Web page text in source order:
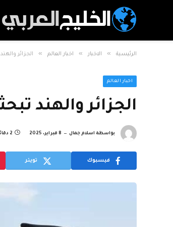
الرئيسية » الاخبار » اخبار العالم » الجزائر
اخبار العالم
الجزائر والهند
بواسطة اسلام جمال 8 فبراير، 2025 2 دقائق
فيسبوك تويتر